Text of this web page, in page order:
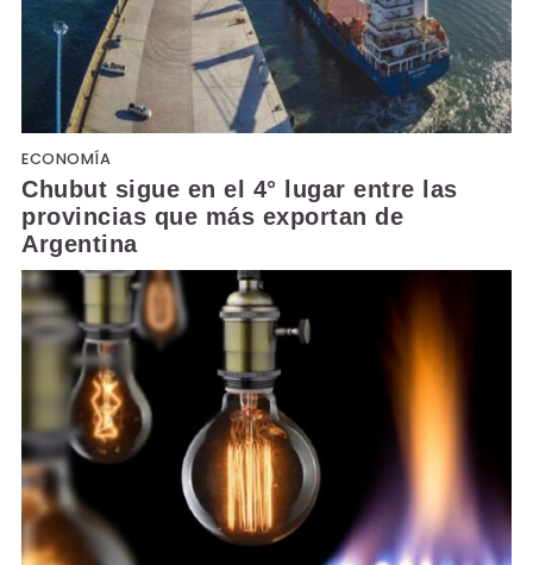
ECONOMÍA
Chubut sigue en el 4° lugar entre las
provincias que más exportan de
Argentina